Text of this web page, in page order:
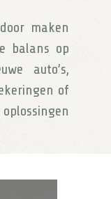
maken
balans op
auto’s,
of